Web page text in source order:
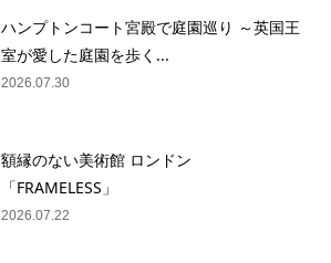
ハンプトンコート宮殿で庭園巡り ～英国王
室が愛した庭園を歩く...
2026.07.30
額縁のない美術館 ロンドン
「FRAMELESS」
2026.07.22